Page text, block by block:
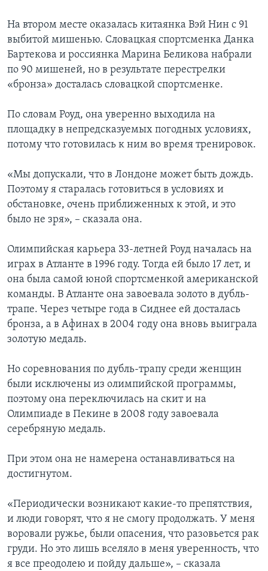
На втором месте оказалась китаянка Вэй Нин с 91
выбитой мишенью. Словацкая спортсменка Данка
Бартекова и россиянка Марина Беликова набрали
по 90 мишеней, но в результате перестрелки
«бронза» досталась словацкой спортсменке.
По словам Роуд, она уверенно выходила на
площадку в непредсказуемых погодных условиях,
потому что готовилась к ним во время тренировок.
«Мы допускали, что в Лондоне может быть дождь.
Поэтому я старалась готовиться в условиях и
обстановке, очень приближенных к этой, и это
было не зря», – сказала она.
Олимпийская карьера 33-летней Роуд началась на
играх в Атланте в 1996 году. Тогда ей было 17 лет, и
она была самой юной спортсменкой американской
команды. В Атланте она завоевала золото в дубль-
трапе. Через четыре года в Сиднее ей досталась
бронза, а в Афинах в 2004 году она вновь выиграла
золотую медаль.
Но соревнования по дубль-трапу среди женщин
были исключены из олимпийской программы,
поэтому она переключилась на скит и на
Олимпиаде в Пекине в 2008 году завоевала
серебряную медаль.
При этом она не намерена останавливаться на
достигнутом.
«Периодически возникают какие-то препятствия,
и люди говорят, что я не смогу продолжать. У меня
воровали ружье, были опасения, что разовьется рак
груди. Но это лишь вселяло в меня уверенность, что
я все преодолею и пойду дальше», – сказала